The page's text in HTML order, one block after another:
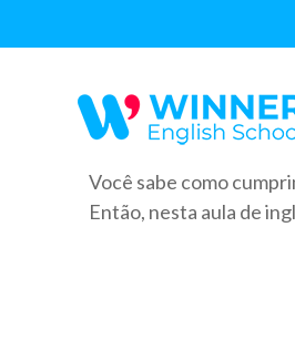
Você sabe como
Então, nesta aula de